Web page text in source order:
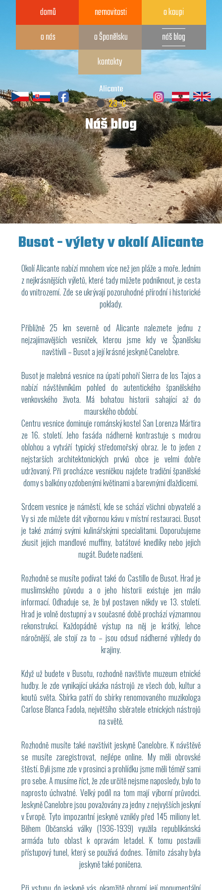
Alicante
23oC
Náš blog
domů nemovitosti
o koupi
o nás
o Španělsku
náš blog
kontakty
Busot - výlety v okolí Alicante
Okolí Alicante nabízí mnohem více než jen pláže a moře. Jedním
z nejkrásnějších výletů, které tady můžete podniknout, je cesta
do vnitrozemí. Zde se ukrývají pozoruhodné přírodní i historické
poklady.
Přibližně 25 km severně od Alicante naleznete jednu z
nejzajímavějších vesniček, kterou jsme kdy ve Španělsku
navštívili – Busot a její krásné jeskyně Canelobre.
Busot je malebná vesnice na úpatí pohoří Sierra de los Tajos a
nabízí návštěvníkům pohled do autentického španělského
venkovského života. Má bohatou historii sahající až do
maurského období.
Centru vesnice dominuje románský kostel San Lorenza Mártira
ze 16. století. Jeho fasáda nádherně kontrastuje s modrou
oblohou a vytváří typický středomořský obraz. Je to jeden z
nejstarších architektonických prvků obce je velmi dobře
udržovaný. Při procházce vesničkou najdete tradiční španělské
domy s balkóny ozdobenými květinami a barevnými dlaždicemi.
Srdcem vesnice je náměstí, kde se schází všichni obyvatelé a
Vy si zde můžete dát výbornou kávu v místní restauraci. Busot
je také známý svými kulinářskými specialitami. Doporučujeme
zkusit jejich mandlové muffiny, batátové knedlíky nebo jejich
nugát. Budete nadšeni.
Rozhodně se musíte podívat také do Castillo de Busot. Hrad je
muslimského původu a o jeho historii existuje jen málo
informací. Odhaduje se, že byl postaven někdy ve 13. století.
Hrad je volně dostupný a v současné době prochází významnou
rekonstrukcí. Každopádně výstup na něj je krátký, lehce
náročnější, ale stojí za to – jsou odsud nádherné výhledy do
krajiny.
Když už budete v Busotu, rozhodně navštivte muzeum etnické
hudby. Je zde vynikající ukázka nástrojů ze všech dob, kultur a
koutů světa. Sbírka patří do sbírky renomovaného muzikologa
Carlose Blanca Fadola, největšího sběratele etnických nástrojů
na světě.
Rozhodně musíte také navštívit jeskyně Canelobre. K návštěvě
se musíte zaregistrovat, nejlépe online. My měli obrovské
štěstí. Byli jsme zde v prosinci a prohlídku jsme měli téměř sami
pro sebe. A musíme říct, že zde určitě nejsme naposledy, bylo to
naprosto úchvatné. Velký podíl na tom mají výborní průvodci.
Jeskyně Canelobre jsou považovány za jedny z nejvyšších jeskyní
v Evropě. Tyto impozantní jeskyně vznikly před 145 miliony let.
Během Občanská války (1936-1939) využila republikánská
armáda tuto oblast k opravám letadel. K tomu postavili
přístupový tunel, který se používá dodnes. Těmito zásahy byla
jeskyně také poničena.